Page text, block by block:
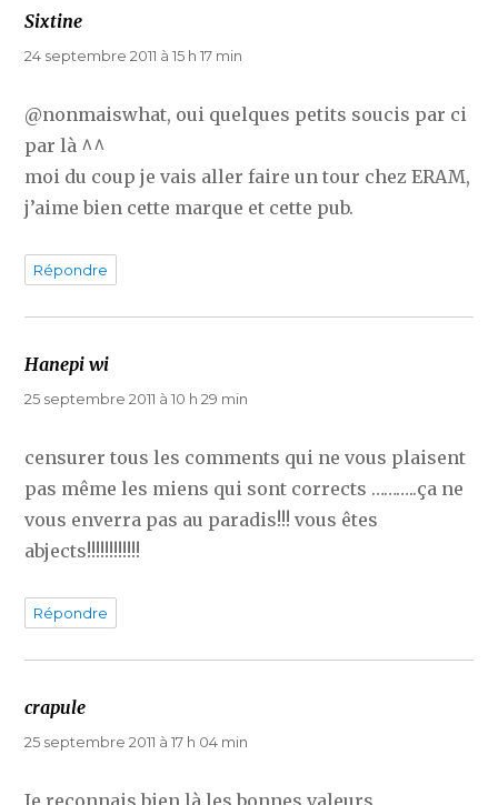
Sixtine
24 septembre 2011 à 15 h 17 min
@nonmaiswhat, oui quelques petits soucis par ci
par là ^^
moi du coup je vais aller faire un tour chez ERAM,
j’aime bien cette marque et cette pub.
Répondre
Hanepi wi
25 septembre 2011 à 10 h 29 min
censurer tous les comments qui ne vous plaisent
pas même les miens qui sont corrects ………..ça ne
vous enverra pas au paradis!!! vous êtes
abjects!!!!!!!!!!!!
Répondre
crapule
25 septembre 2011 à 17 h 04 min
Je reconnais bien là les bonnes valeurs